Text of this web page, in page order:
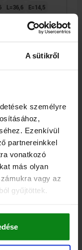
A sütikről
személyre
Ezenkívül
partnereinkkel
vonatkozó
más olyan
vagy az
gyűjtöttek.
L=36,6
E=14,5
ESETÉN)=8